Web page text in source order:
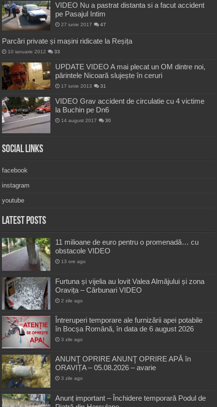
VIDEO Nu a pastrat distanta si a facut accident
pe Pasajul Intim
27 iunie 2017 47
Parcări private și mașini ridicate la Reșița
10 ianuarie 2012 33
UPDATE VIDEO A mai plecat un OM dintre noi,
părintele Nicoară slujește în ceruri
17 iunie 2013 31
VIDEO Grav accident de circulatie cu 4 victime
la Buchin pe Dn6
14 august 2017 30
Social Links
facebook
instagram
youtube
Latest Posts
11 milioane de euro pentru o promenadă… cu
obstacole VIDEO
13 ore ago
Furtuna și vijelia au lovit Valea Almăjului și zona
Oravița – Cărbunari VIDEO
2 zile ago
Întreruperi temporare ale furnizării apei potabile
în Bocșa Română, în data de 6 august 2026
3 zile ago
ANUNŢ OPRIRE ANUNŢ OPRIRE APĂ în
ORAVIȚA – 05.08.2026 – avarie
3 zile ago
Anunț important – Închidere temporară Podul de